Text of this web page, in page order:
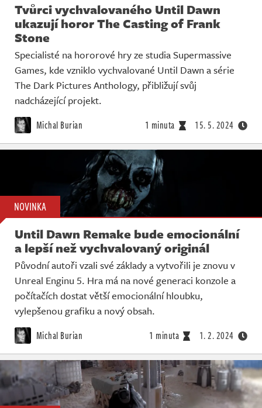
Tvůrci vychvalovaného Until Dawn
ukazují horor The Casting of Frank
Stone
Specialisté na hororové hry ze studia Supermassive
Games, kde vzniklo vychvalované Until Dawn a série
The Dark Pictures Anthology, přibližují svůj
nadcházející projekt.
Michal Burian 1 minuta 15. 5. 2024
NOVINKA
Until Dawn Remake bude emocionální
a lepší než vychvalovaný originál
Původní autoři vzali své základy a vytvořili je znovu v
Unreal Enginu 5. Hra má na nové generaci konzole a
počítačích dostat větší emocionální hloubku,
vylepšenou grafiku a nový obsah.
Michal Burian 1 minuta 1. 2. 2024